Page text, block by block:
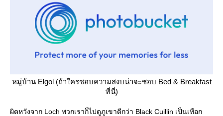
หมู่บ้าน Elgol (ถ้าใครชอบความสงบน่าจะชอบ Bed & Breakfast
ที่นี่)
ผิดหวังจาก Loch พวกเราก็ไปดูภูเขาดีกว่า Black Cuillin เป็นเทือก